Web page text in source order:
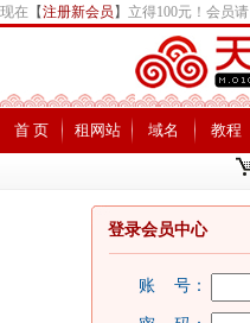
现在 【注册新会员 】 立得100元！会员请
首 页 租网站 域名 教程
登录会员中心
账 号：